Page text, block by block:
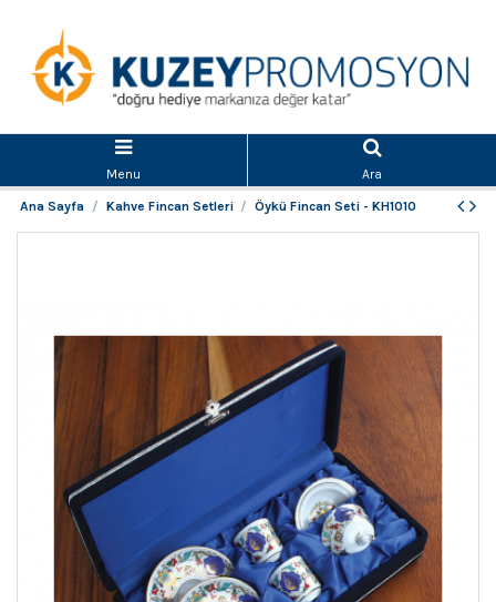
Menu Ara
Ana Sayfa Kahve Fincan Setleri Öykü Fincan Seti - KH1010